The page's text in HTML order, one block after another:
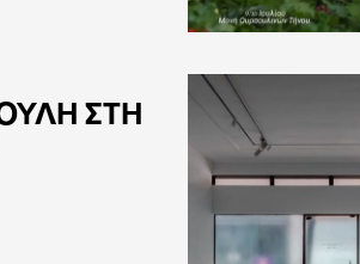
ΣΤΗ